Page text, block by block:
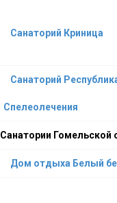
Санаторий Криница
Санаторий
Спелеолечения
Санатории Гомельской
Дом отдыха Белый